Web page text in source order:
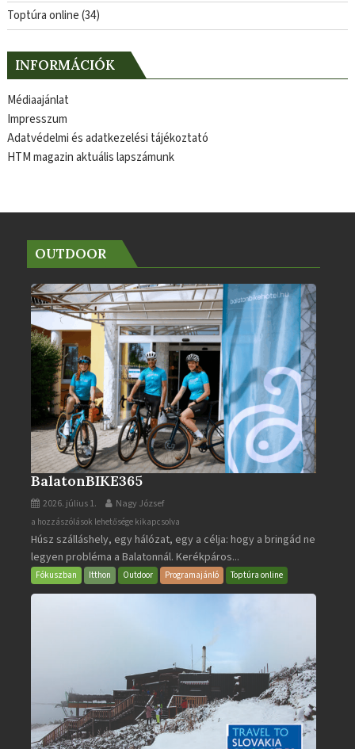
Toptúra online(34)
INFORMÁCIÓK
Médiaajánlat
Impresszum
Adatvédelmi és adatkezelési tájékoztató
HTM magazin aktuális lapszámunk
OUTDOOR
BalatonBIKE365
2026. július 1. Nagy József
BalatonBIKE365
bejegyzéshez
a hozzászólások lehetősége kikapcsolva
Húsz szálláshely, egy hálózat, egy a célja: hogy a bringád ne
legyen probléma a Balatonnál. Kerékpáros...
Fókuszban Itthon Outdoor Programajánló Toptúra online